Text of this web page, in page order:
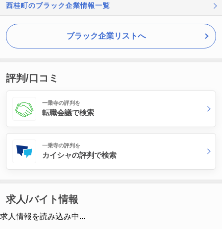
西桂町のブラック企業情報一覧
ブラック企業リストへ
評判/口コミ
一乗寺の評判を
転職会議で検索
一乗寺の評判を
カイシャの評判で検索
求人/バイト情報
求人情報を読み込み中...